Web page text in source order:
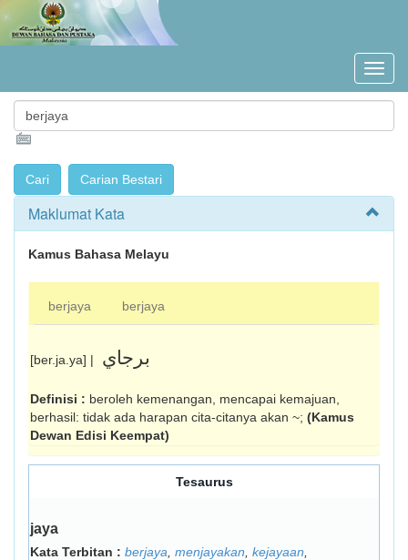
Maklumat Kata
Kamus Bahasa Melayu
berjaya berjaya
[ber.ja.ya] | برجاي
Definisi : beroleh kemenangan, mencapai ke­majuan,
berhasil: tidak ada harapan cita-citanya akan ~; (Kamus
Dewan Edisi Keempat)
Tesaurus
jaya
Kata Terbitan : berjaya menjayakan kejayaan